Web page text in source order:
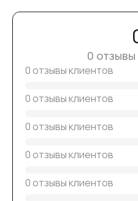
№9
№12
в зависимости от
Используйте полностью
При необходимости снимите
0
0 отзывы клиентов
0 отзывы клиентов
0 отзывы клиентов
0 отзывы клиентов
0 отзывы клиентов